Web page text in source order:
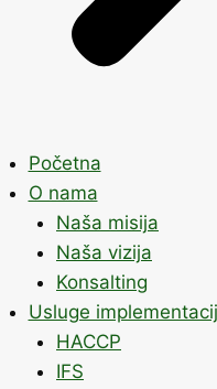
Početna
O nama
Naša misija
Naša vizija
Konsalting
Usluge
HACCP
IFS